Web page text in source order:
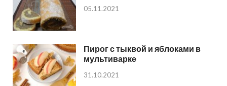
05.11.2021
Пирог с тыквой и яблоками в
мультиварке
31.10.2021